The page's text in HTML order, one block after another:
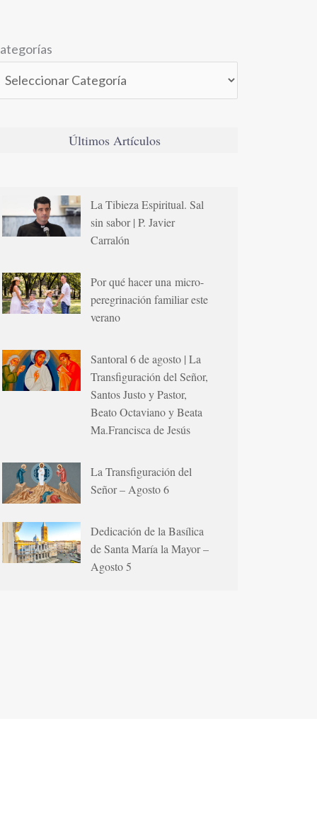
Últimos Artículos
La Tibieza Espiritual. Sal
sin sabor | P. Javier
Carralón
Por qué hacer una micro-
peregrinación familiar este
verano
Santoral 6 de agosto | La
Transfiguración del Señor,
Santos Justo y Pastor,
Beato Octaviano y Beata
Ma.Francisca de Jesús
La Transfiguración del
Señor – Agosto 6
Dedicación de la Basílica
de Santa María la Mayor –
Agosto 5